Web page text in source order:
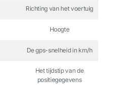
Richting van het voertuig
Hoogte
De gps-snelheid in km/h
Het tijdstip van de
positiegegevens